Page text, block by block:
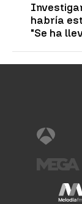
habría
"Se ha